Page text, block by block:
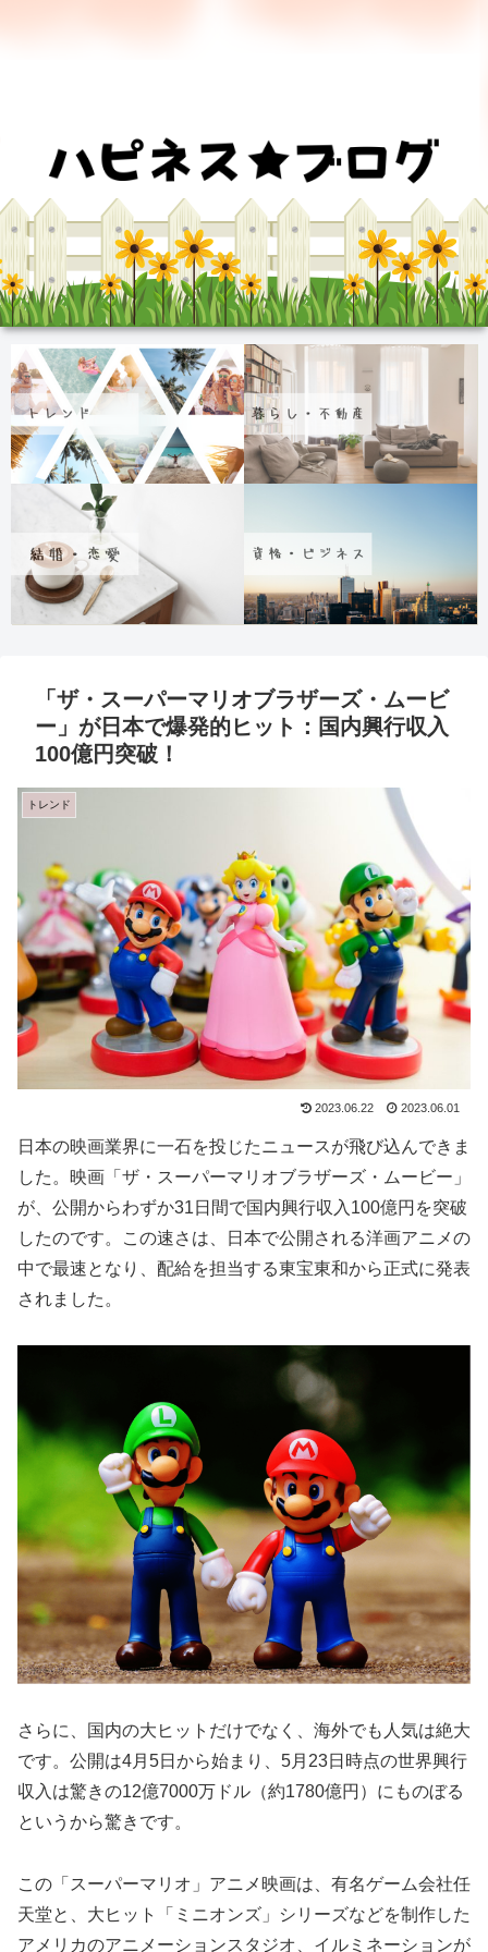
「ザ・スーパーマリオブラザーズ・ムービ
ー」が日本で爆発的ヒット：国内興行収入
100億円突破！
トレンド
2023.06.22 2023.06.01
日本の映画業界に一石を投じたニュースが飛び込んできま
した。映画「ザ・スーパーマリオブラザーズ・ムービー」
が、公開からわずか31日間で国内興行収入100億円を突破
したのです。この速さは、日本で公開される洋画アニメの
中で最速となり、配給を担当する東宝東和から正式に発表
されました。
さらに、国内の大ヒットだけでなく、海外でも人気は絶大
です。公開は4月5日から始まり、5月23日時点の世界興行
収入は驚きの12億7000万ドル（約1780億円）にものぼる
というから驚きです。
この「スーパーマリオ」アニメ映画は、有名ゲーム会社任
天堂と、大ヒット「ミニオンズ」シリーズなどを制作した
アメリカのアニメーションスタジオ、イルミネーションが